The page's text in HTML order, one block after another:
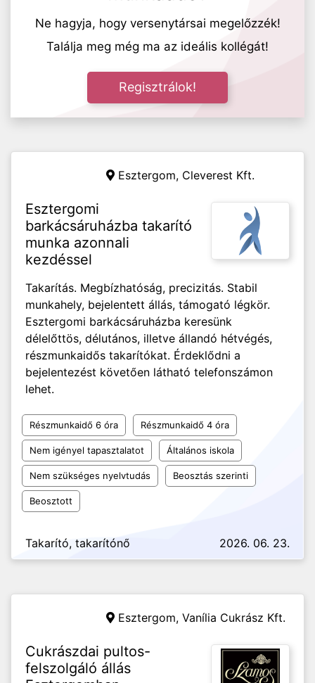
Ne hagyja, hogy versenytársai megelőzzék!
Találja meg még ma az ideális kollégát!
Regisztrálok!
Esztergom, Cleverest Kft.
Esztergomi
barkácsáruházba takarító
munka azonnali
kezdéssel
Takarítás. Megbízhatóság, precizitás. Stabil
munkahely, bejelentett állás, támogató légkör.
Esztergomi barkácsáruházba keresünk
délelőttös, délutános, illetve állandó hétvégés,
részmunkaidős takarítókat. Érdeklődni a
bejelentezést követően látható telefonszámon
lehet.
Részmunkaidő 6 óra Részmunkaidő 4 óra
Nem igényel tapasztalatot Általános iskola
Nem szükséges nyelvtudás Beosztás szerinti
Beosztott
Takarító, takarítónő 2026. 06. 23.
Esztergom, Vanília Cukrász Kft.
Cukrászdai pultos-
felszolgáló állás